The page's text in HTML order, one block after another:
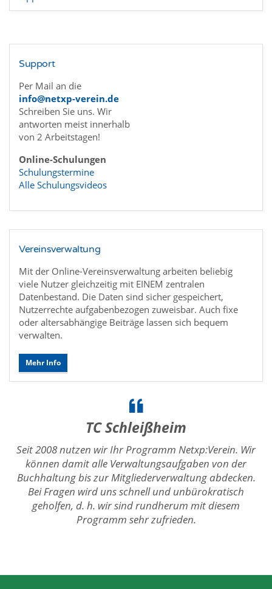
Support
Per Mail an die
info@netxp-verein.de
Schreiben Sie uns. Wir
antworten meist innerhalb
von 2 Arbeitstagen!
Online-Schulungen
Schulungstermine
Alle Schulungsvideos
Vereinsverwaltung
Mit der Online-Vereinsverwaltung arbeiten beliebig
viele Nutzer gleichzeitig mit EINEM zentralen
Datenbestand. Die Daten sind sicher gespeichert,
Nutzerrechte aufgabenbezogen zuweisbar. Auch fixe
oder altersabhängige Beiträge lassen sich bequem
verwalten.
Mehr Info
TC Schleißheim
Seit 2008 nutzen wir Ihr Programm Netxp:Verein. Wir
können damit alle Verwaltungsaufgaben von der
Buchhaltung bis zur Mitgliederverwaltung abdecken.
Bei Fragen wird uns schnell und unbürokratisch
geholfen, d. h. wir sind rundherum mit diesem
Programm sehr zufrieden.